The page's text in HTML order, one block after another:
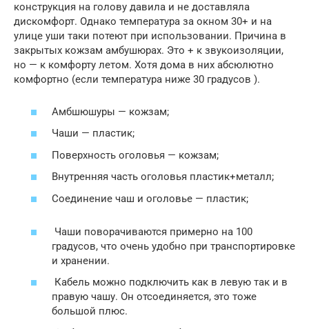
конструкция на голову давила и не доставляла
дискомфорт. Однако температура за окном 30+ и на
улице уши таки потеют при использовании. Причина в
закрытых кожзам амбушюрах. Это + к звукоизоляции,
но — к комфорту летом. Хотя дома в них абсюлютно
комфортно (если температура ниже 30 градусов ).
Амбшюшуры — кожзам;
Чаши — пластик;
Поверхность оголовья — кожзам;
Внутренняя часть оголовья пластик+металл;
Соединение чаш и оголовье — пластик;
Чаши поворачиваются примерно на 100
градусов, что очень удобно при транспортировке
и хранении.
Кабель можно подключить как в левую так и в
правую чашу. Он отсоединяется, это тоже
большой плюс.